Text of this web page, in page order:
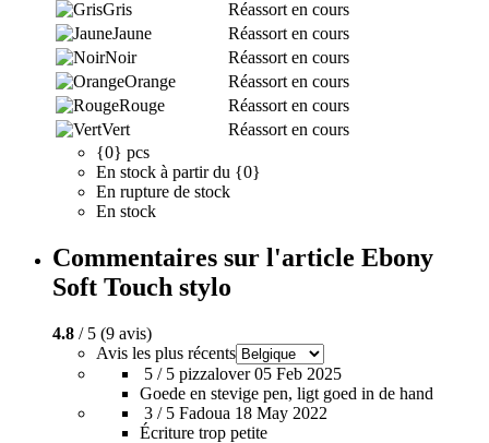
Gris
Réassort en cours
Jaune
Réassort en cours
Noir
Réassort en cours
Orange
Réassort en cours
Rouge
Réassort en cours
Vert
Réassort en cours
{0} pcs
En stock à partir du {0}
En rupture de stock
En stock
Commentaires sur l'article Ebony
Soft Touch stylo
4.8 / 5 (9 avis)
Avis les plus récents
5 / 5 pizzalover 05 Feb 2025
Goede en stevige pen, ligt goed in de hand
3 / 5 Fadoua 18 May 2022
Écriture trop petite